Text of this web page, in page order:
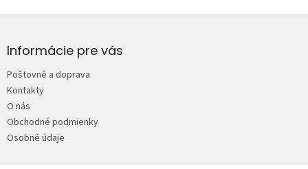
p
e
Informácie pre vás
Poštovné a doprava
Kontakty
O nás
Obchodné podmienky
Osobné údaje